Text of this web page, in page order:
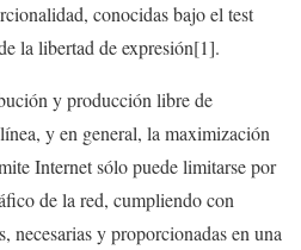
conocidas bajo el test
la libertad de expresión[1].
y producción libre de
y en general, la maximización
Internet sólo puede limitarse por
de la red, cumpliendo con
necesarias y proporcionadas en una